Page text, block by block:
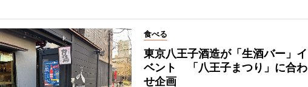
食べる
東京八王子酒造が「生酒バー」イ
ベント 「八王子まつり」に合わ
せ企画